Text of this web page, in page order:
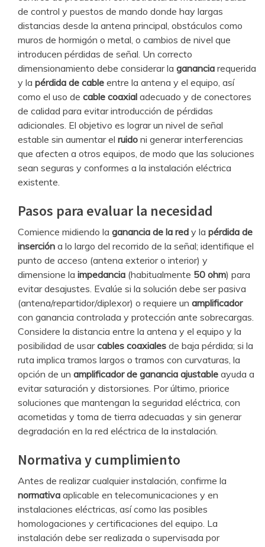
de control y puestos de mando donde hay largas
distancias desde la antena principal, obstáculos como
muros de hormigón o metal, o cambios de nivel que
introducen pérdidas de señal. Un correcto
dimensionamiento debe considerar la ganancia requerida
y la pérdida de cable entre la antena y el equipo, así
como el uso de cable coaxial adecuado y de conectores
de calidad para evitar introducción de pérdidas
adicionales. El objetivo es lograr un nivel de señal
estable sin aumentar el ruido ni generar interferencias
que afecten a otros equipos, de modo que las soluciones
sean seguras y conformes a la instalación eléctrica
existente.
Pasos para evaluar la necesidad
Comience midiendo la ganancia de la red y la pérdida de
inserción a lo largo del recorrido de la señal; identifique el
punto de acceso (antena exterior o interior) y
dimensione la impedancia (habitualmente 50 ohm) para
evitar desajustes. Evalúe si la solución debe ser pasiva
(antena/repartidor/diplexor) o requiere un amplificador
con ganancia controlada y protección ante sobrecargas.
Considere la distancia entre la antena y el equipo y la
posibilidad de usarcables coaxiales de baja pérdida; si la
ruta implica tramos largos o tramos con curvaturas, la
opción de un amplificador de ganancia ajustable ayuda a
evitar saturación y distorsiones. Por último, priorice
soluciones que mantengan la seguridad eléctrica, con
acometidas y toma de tierra adecuadas y sin generar
degradación en la red eléctrica de la instalación.
Normativa y cumplimiento
Antes de realizar cualquier instalación, confirme la
normativa aplicable en telecomunicaciones y en
instalaciones eléctricas, así como las posibles
homologaciones y certificaciones del equipo. La
instalación debe ser realizada o supervisada por